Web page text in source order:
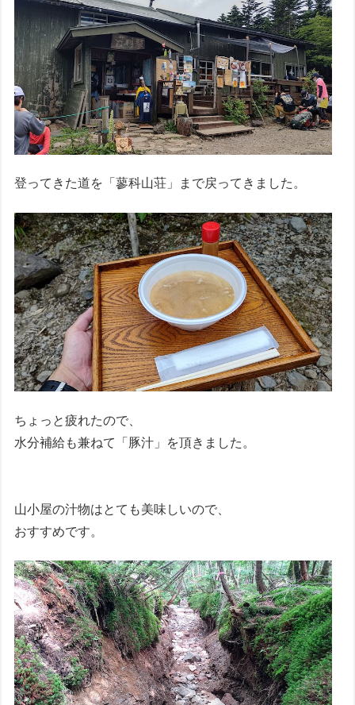
登ってきた道を「蓼科山荘」まで戻ってきました。
ちょっと疲れたので、
水分補給も兼ねて「豚汁」を頂きました。
山小屋の汁物はとても美味しいので、
おすすめです。